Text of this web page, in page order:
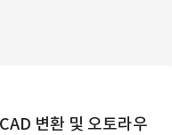
변환 및 오토라우